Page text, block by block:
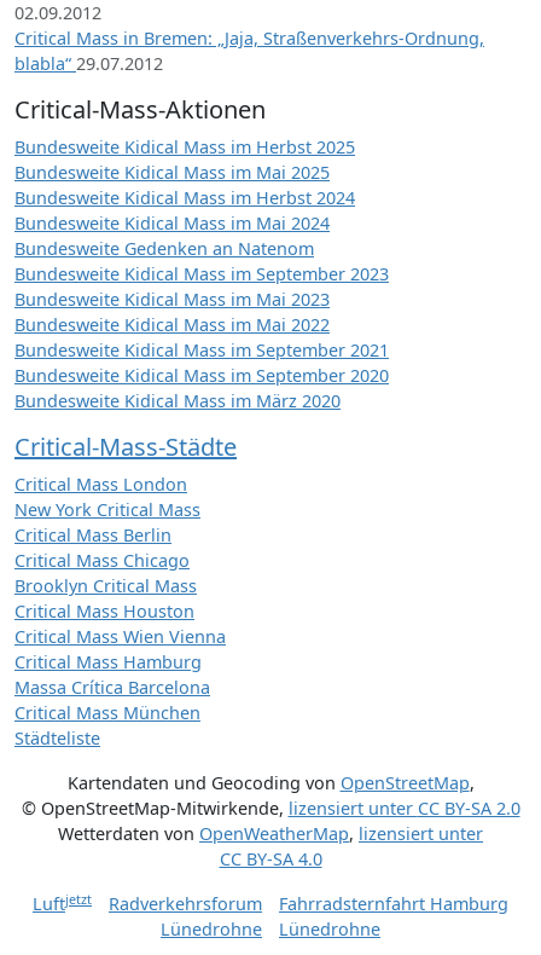
02.09.2012
Critical Mass in Bremen: „Jaja, Straßenverkehrs-Ordnung,
blabla“ 29.07.2012
Critical-Mass-Aktionen
Bundesweite Kidical Mass im Herbst 2025
Bundesweite Kidical Mass im Mai 2025
Bundesweite Kidical Mass im Herbst 2024
Bundesweite Kidical Mass im Mai 2024
Bundesweite Gedenken an Natenom
Bundesweite Kidical Mass im September 2023
Bundesweite Kidical Mass im Mai 2023
Bundesweite Kidical Mass im Mai 2022
Bundesweite Kidical Mass im September 2021
Bundesweite Kidical Mass im September 2020
Bundesweite Kidical Mass im März 2020
Critical-Mass-Städte
Critical Mass London
New York Critical Mass
Critical Mass Berlin
Critical Mass Chicago
Brooklyn Critical Mass
Critical Mass Houston
Critical Mass Wien Vienna
Critical Mass Hamburg
Massa Crítica Barcelona
Critical Mass München
Städteliste
Kartendaten und Geocoding von OpenStreetMap,
© OpenStreetMap-Mitwirkende, lizensiert unter CC BY-SA 2.0
Wetterdaten von OpenWeatherMap, lizensiert unter
CC BY-SA 4.0
Luftjetzt Radverkehrsforum
Fahrradsternfahrt Hamburg
Lünedrohne
Lünedrohne